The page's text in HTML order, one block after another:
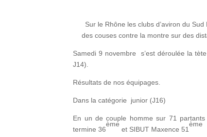
Sur le Rhône les clubs d’aviron du Sud
des couses contre la montre sur des
Samedi 9 novembre s’est déroulée la
J14).
Résultats de nos équipages.
Dans la catégorie junior (J16)
En un de couple homme sur 71 partants
termine 36
ème
et SIBUT Maxence 51
ème